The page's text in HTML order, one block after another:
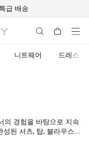
급 배송
니트웨어 드레스
된 셔츠, 탑, 블라우스는
으면서도 전